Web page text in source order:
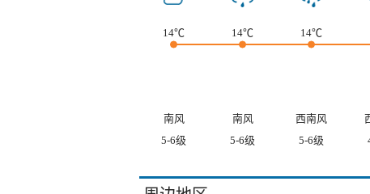
14℃ 14℃ 14℃
南风 南风 西南风
5-6级
5-6级 5-6级